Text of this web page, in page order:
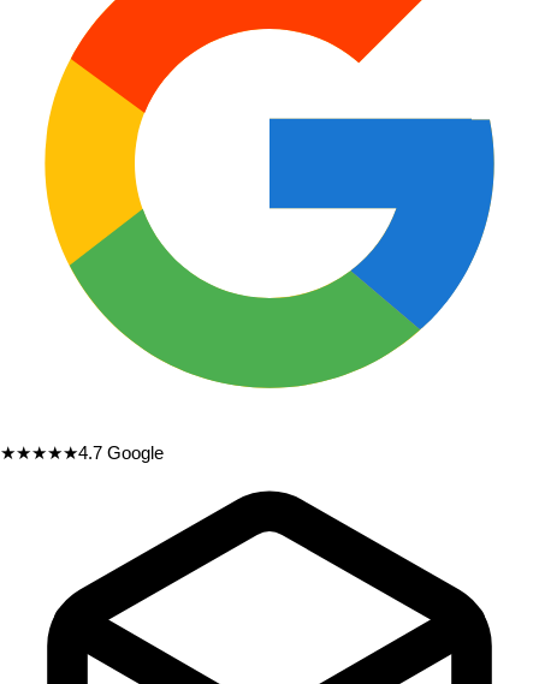
★★★★★4.7 Google